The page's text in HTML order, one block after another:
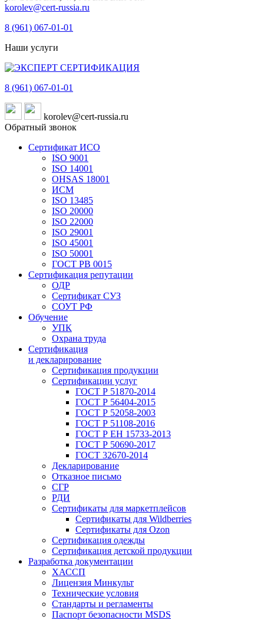
korolev@cert-russia.ru
8 (961) 067-01-01
Наши услуги
8 (961) 067-01-01
korolev@cert-russia.ru
Обратный звонок
Сертификат ИСО
ISO 9001
ISO 14001
OHSAS 18001
ИСМ
ISO 13485
ISO 20000
ISO 22000
ISO 29001
ISO 45001
ISO 50001
ГОСТ РВ 0015
Сертификация репутации
ОДР
Сертификат СУЗ
СОУТ РФ
Обучение
УПК
Охрана труда
Сертификация
и декларирование
Сертификация продукции
Сертификации услуг
ГОСТ Р 51870-2014
ГОСТ Р 56404-2015
ГОСТ Р 52058-2003
ГОСТ Р 51108-2016
ГОСТ Р ЕН 15733-2013
ГОСТ Р 50690-2017
ГОСТ 32670-2014
Декларирование
Отказное письмо
СГР
РДИ
Сертификаты для маркетплейсов
Сертификаты для Wildberries
Сертификаты для Ozon
Сертификация одежды
Сертификация детской продукции
Разработка документации
ХАССП
Лицензия Минкульт
Технические условия
Стандарты и регламенты
Паспорт безопасности MSDS